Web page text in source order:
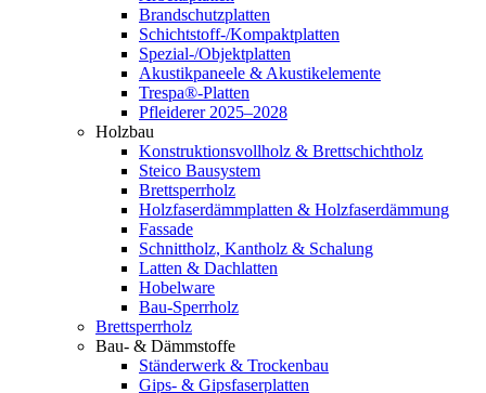
Brandschutzplatten
Schichtstoff-/Kompaktplatten
Spezial-/Objektplatten
Akustikpaneele & Akustikelemente
Trespa®-Platten
Pfleiderer 2025–2028
Holzbau
Konstruktionsvollholz & Brettschichtholz
Steico Bausystem
Brettsperrholz
Holzfaserdämmplatten & Holzfaserdämmung
Fassade
Schnittholz, Kantholz & Schalung
Latten & Dachlatten
Hobelware
Bau-Sperrholz
Brettsperrholz
Bau- & Dämmstoffe
Ständerwerk & Trockenbau
Gips- & Gipsfaserplatten